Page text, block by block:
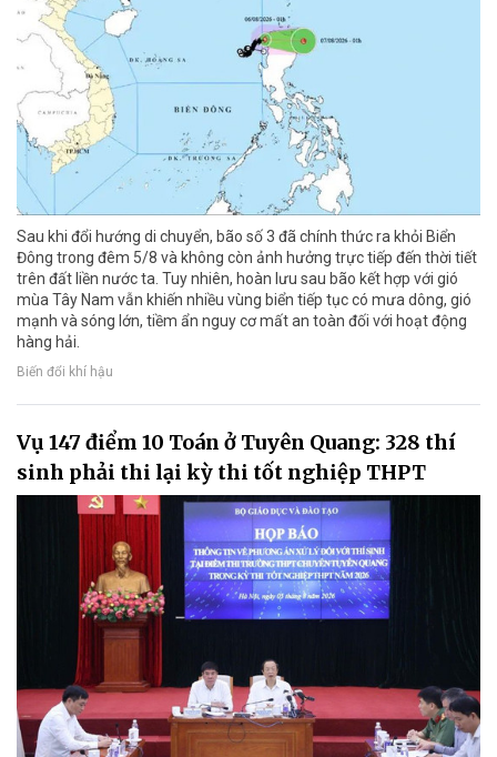
Sau khi đổi hướng di chuyển, bão số 3 đã chính thức ra khỏi Biển
Đông trong đêm 5/8 và không còn ảnh hưởng trực tiếp đến thời tiết
trên đất liền nước ta. Tuy nhiên, hoàn lưu sau bão kết hợp với gió
mùa Tây Nam vẫn khiến nhiều vùng biển tiếp tục có mưa dông, gió
mạnh và sóng lớn, tiềm ẩn nguy cơ mất an toàn đối với hoạt động
hàng hải.
Biến đổi khí hậu
Vụ 147 điểm 10 Toán ở Tuyên Quang: 328 thí
sinh phải thi lại kỳ thi tốt nghiệp THPT